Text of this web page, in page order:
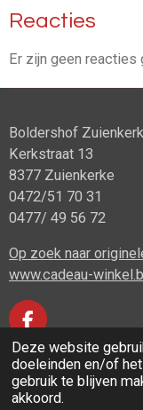
Deze website
doeleinden en/of
gebruik te blijven
akkoord.
Reacties
Er zijn geen reacties
Boldershof
Kerkstraat 13
8377 Zuienkerke
0472/51 70 31
0477/ 49 56 72
Op zoek naar
www.cadeau-
F
a
c
e
b
© 2020 - 2026
Powered byJouwWeb